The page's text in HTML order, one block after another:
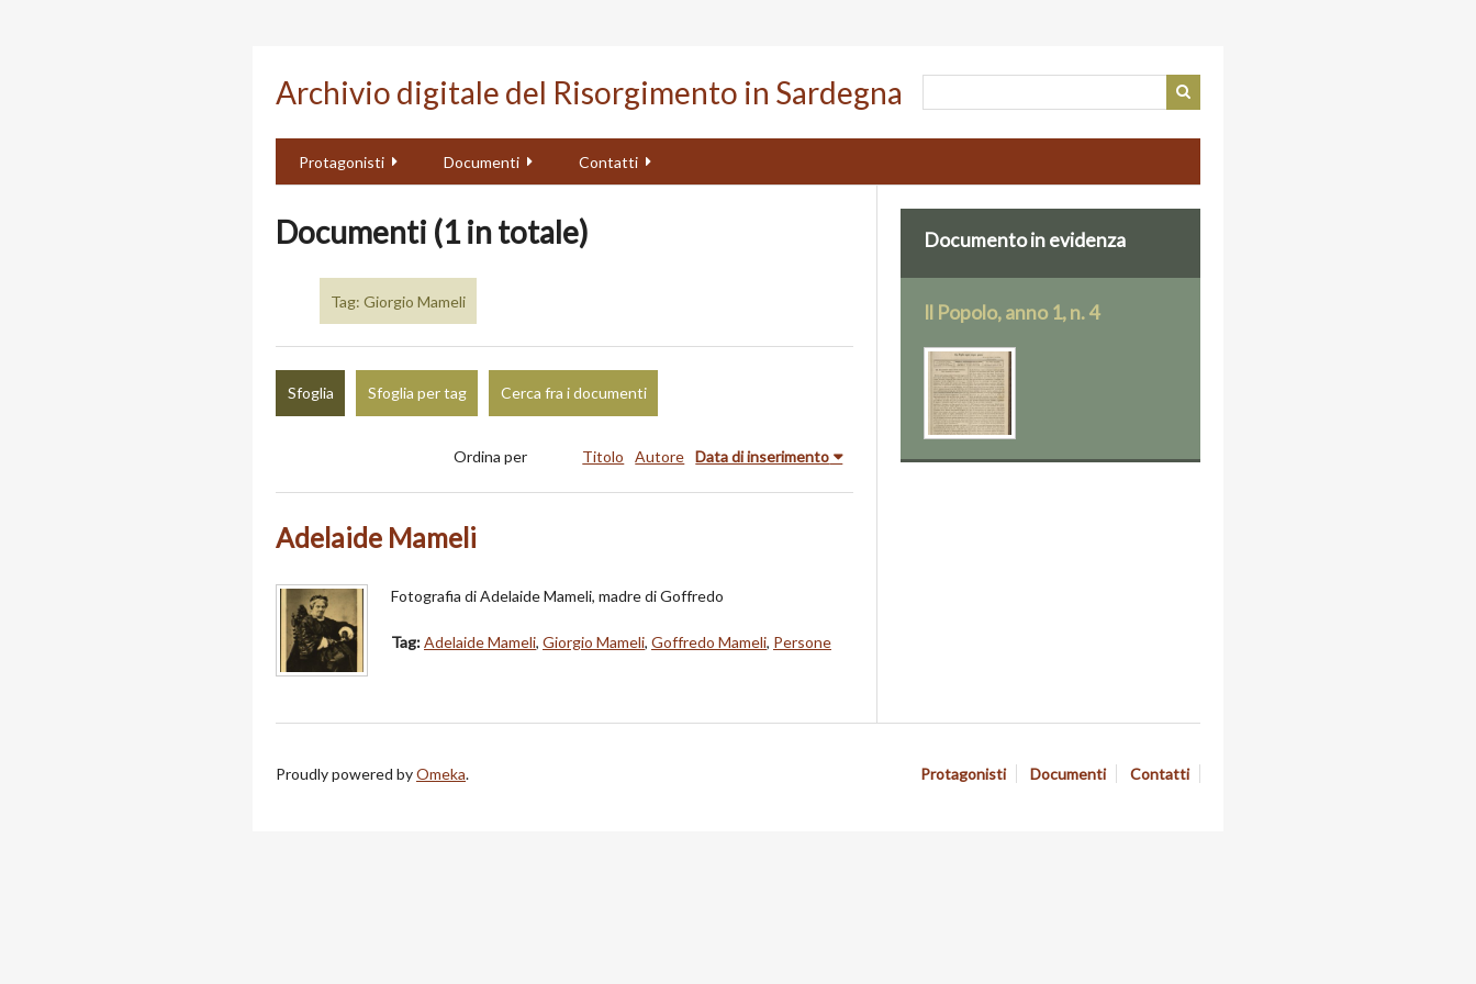
Archivio digitale del Risorgimento in Sardegna
Protagonisti Documenti Contatti
Documenti (1 in totale)
Tag: Giorgio Mameli
Sfoglia Sfoglia per tag Cerca fra i documenti
Ordina per Titolo Autore Data di inserimento
Adelaide Mameli
Fotografia di Adelaide Mameli, madre di Goffredo
Tag:Adelaide Mameli, Giorgio Mameli, Goffredo Mameli, Persone
Documento in evidenza
Il Popolo, anno 1, n. 4
Protagonisti Documenti Contatti
Proudly powered byOmeka.